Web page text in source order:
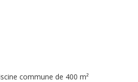
commune de 400 m²